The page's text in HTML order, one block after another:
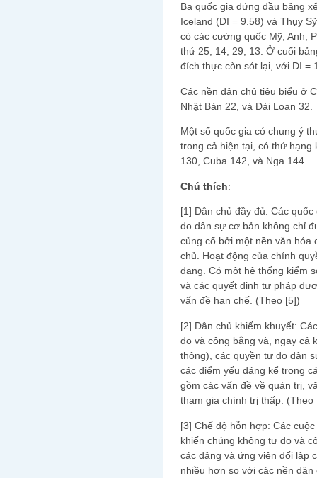
Ba quốc gia đứng đầu bảng
Iceland (DI = 9.58) và Thụy
có các cường quốc Mỹ, Anh,
thứ 25, 14, 29, 13. Ở cuối
đích thực còn sót lại, với DI =
Các nền dân chủ tiêu biểu ở
Nhật Bản 22, và Đài Loan 32.
Một số quốc gia có chung ý
trong cả hiện tại, có thứ hạng
130, Cuba 142, và Nga 144.
Chú thích:
[1] Dân chủ đầy đủ: Các
do dân sự cơ bản không chỉ
củng cố bởi một nền văn hóa
chủ. Hoạt động của chính
dạng. Có một hệ thống kiểm
và các quyết định tư pháp
vấn đề hạn chế. (Theo [5])
[2] Dân chủ khiếm khuyết:
do và công bằng và, ngay cả
thông), các quyền tự do dân
các điểm yếu đáng kể trong
gồm các vấn đề về quản trị,
tham gia chính trị thấp. (Theo
[3] Chế độ hỗn hợp: Các
khiến chúng không tự do và
các đảng và ứng viên đối lập
nhiều hơn so với các nền